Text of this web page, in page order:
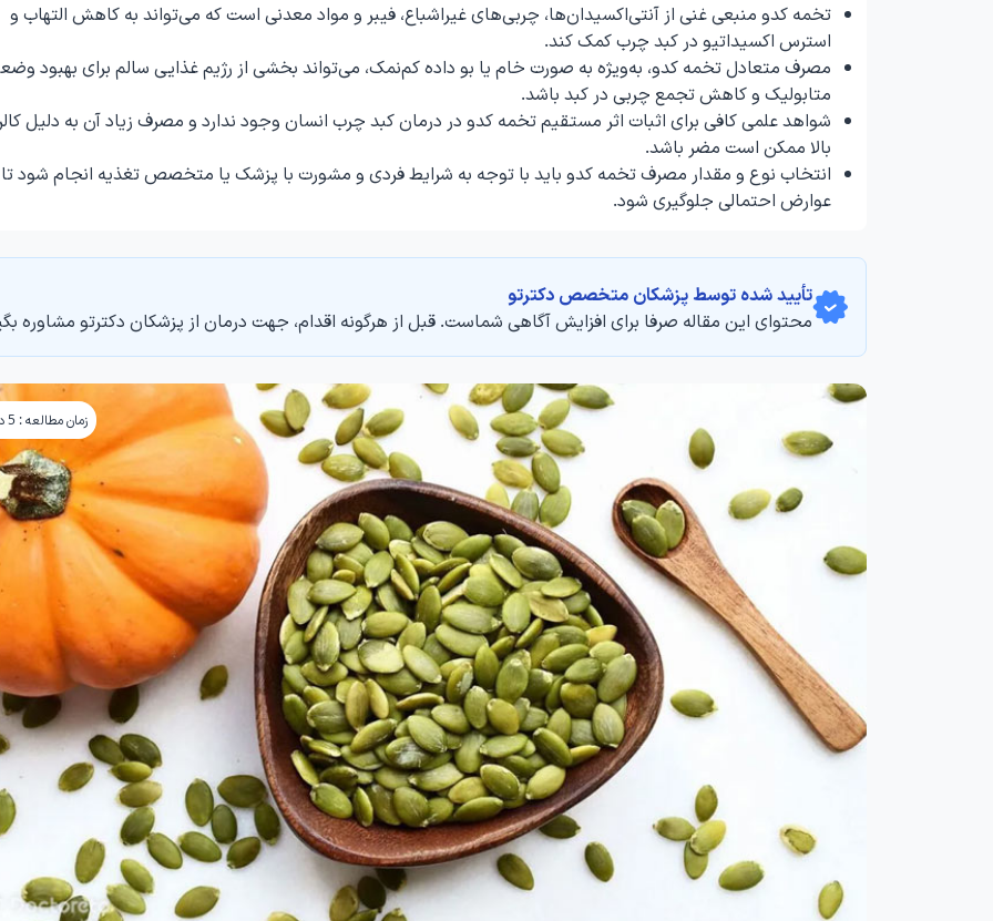
تخمه کدو منبعی غنی از آنتی‌اکسیدان‌ها، چربی‌های غیراشباع، فیبر و مواد معدنی است که می‌تواند به کاهش التهاب و
استرس اکسیداتیو در کبد چرب کمک کند.
مصرف متعادل تخمه کدو، به‌ویژه به صورت خام یا بو داده کم‌نمک، می‌تواند بخشی از رژیم غذایی سالم برای بهبود
متابولیک و کاهش تجمع چربی در کبد باشد.
شواهد علمی کافی برای اثبات اثر مستقیم تخمه کدو در درمان کبد چرب انسان وجود ندارد و مصرف زیاد آن به دلیل
بالا ممکن است مضر باشد.
انتخاب نوع و مقدار مصرف تخمه کدو باید با توجه به شرایط فردی و مشورت با پزشک یا متخصص تغذیه انجام شود تا
عوارض احتمالی جلوگیری شود.
تأیید‌‌‌‌‌‌‌ شده توسط پزشکان متخصص دکترتو
محتوای این مقاله صرفا برای افزایش آگاهی شماست. قبل از هرگونه اقدام، جهت درمان از پزشکان دکترتو مشاوره
زمان مطالعه : 5 دقیقه